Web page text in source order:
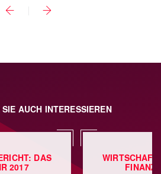
AUCH INTERESSIEREN
DAS
2017